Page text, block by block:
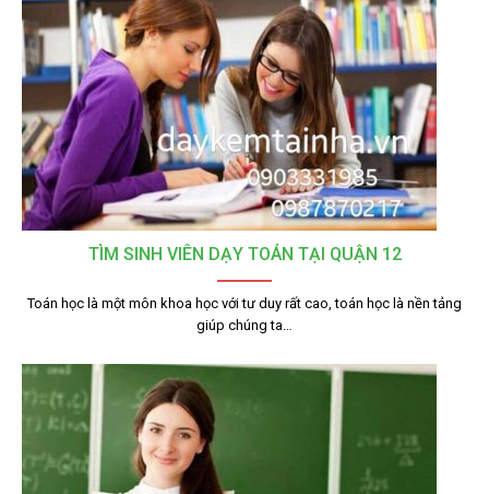
TÌM SINH VIÊN DẠY TOÁN TẠI QUẬN 12
Toán học là một môn khoa học với tư duy rất cao, toán học là nền tảng
giúp chúng ta…